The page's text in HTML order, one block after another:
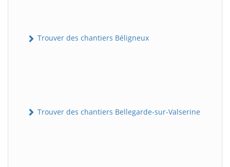
Trouver des chantiers Béligneux
Trouver des chantiers Bellegarde-sur-Valserine